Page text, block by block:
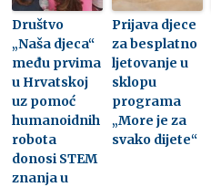
Društvo
„Naša djeca“
među prvima
u Hrvatskoj
uz pomoć
humanoidnih
robota
donosi STEM
znanja u
Prijava djece
za besplatno
ljetovanje u
sklopu
programa
„More je za
svako dijete“